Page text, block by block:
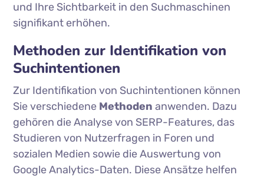
und Ihre Sichtbarkeit in den Suchmaschinen
signifikant erhöhen.
Methoden zur Identifikation von
Suchintentionen
Zur Identifikation von Suchintentionen können
Sie verschiedene Methoden anwenden. Dazu
gehören die Analyse von SERP-Features, das
Studieren von Nutzerfragen in Foren und
sozialen Medien sowie die Auswertung von
Google Analytics-Daten. Diese Ansätze helfen